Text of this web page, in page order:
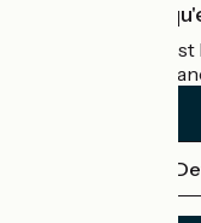
Accueil Vélo
Accueil Vélo
cyclistes en